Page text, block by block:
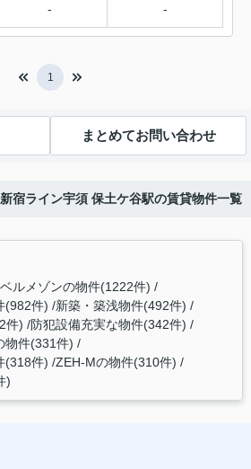
- -
1
まとめてお問い合わせ
宿ライン宇須 保土ケ谷駅の賃貸物件一覧
ルメゾンの物件(1222件)
(982件) 新築・築浅物件(492件)
件) 防犯設備充実な物件(342件)
物件(331件)
(318件) ZEH-Mの物件(310件)
)